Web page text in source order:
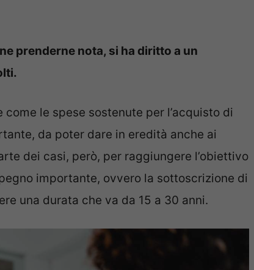
prenderne nota, si ha diritto a un
le spese sostenute per l’acquisto di
da poter dare in eredità anche ai
dei casi, però, per raggiungere l’obiettivo
importante, ovvero la sottoscrizione di
una durata che va da 15 a 30 anni.